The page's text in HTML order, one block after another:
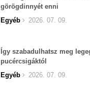
görögdinnyét enni
Egyéb
2026. 07. 09.
Így szabadulhatsz meg
pucércsigáktól
Egyéb
2026. 07. 09.